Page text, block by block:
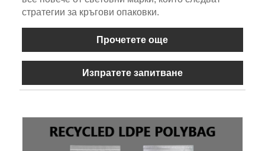
стратегии за кръгови опаковки.
Прочетете още
Изпратете запитване